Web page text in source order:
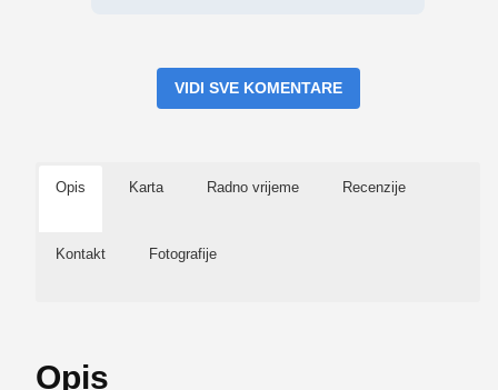
VIDI SVE KOMENTARE
Opis Karta Radno vrijeme Recenzije
Kontakt Fotografije
Opis